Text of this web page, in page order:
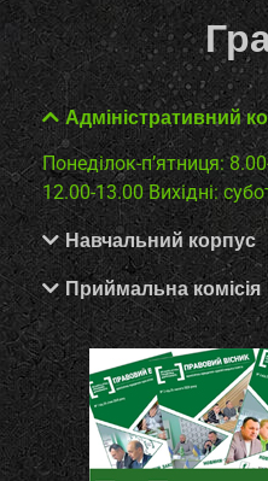
Адміністративний
Понеділок-п’ятниця:
12.00-13.00 Вихідні:
Навчальний корпус
Приймальна комісія